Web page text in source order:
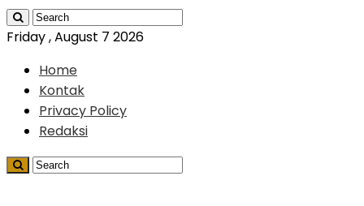
Friday , August 7 2026
Home
Kontak
Privacy Policy
Redaksi